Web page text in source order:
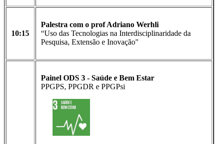
10:15
Palestra com o prof Adriano Werhli
“Uso das Tecnologias na Interdisciplinaridade da
Pesquisa, Extensão e Inovação"
Painel ODS 3 - Saúde e Bem Estar
PPGPS, PPGDR e PPGPsi